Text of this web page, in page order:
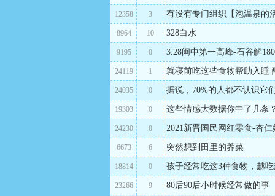
12358 3 有没有专门组织【泡温泉的
8964 10 328白水
9195 0 3.28闽中第一高峰-石谷解
24119 1 就寝前吃这些食物帮助入睡
24035 0 据说，70%的人都不认识它
19303 0 这些情感大数据你中了几条
24230 0 2021新晋国民网红零食-杏
6673 6 突然想到田里的荠菜
18814 0 孩子经常吃这3种食物，越
23266 9 80后90后小时候经常做的事